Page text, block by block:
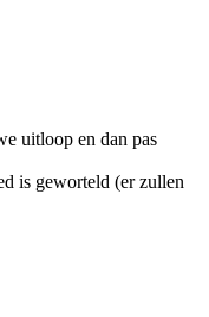
uitloop en dan pas
is geworteld (er zullen